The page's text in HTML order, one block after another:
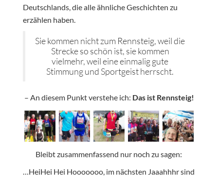
Deutschlands, die alle ähnliche Geschichten zu
erzählen haben.
Sie kommen nicht zum Rennsteig, weil die
Strecke so schön ist, sie kommen
vielmehr, weil eine einmalig gute
Stimmung und Sportgeist herrscht.
– An diesem Punkt verstehe ich: Das ist Rennsteig!
Bleibt zusammenfassend nur noch zu sagen:
…HeiHei Hei Hooooooo, im nächsten Jaaahhhr sind